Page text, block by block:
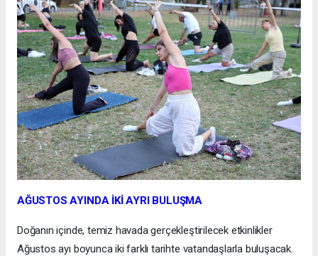
AĞUSTOS AYINDA İKİ AYRI BULUŞMA
Doğanın içinde, temiz havada gerçekleştirilecek etkinlikler
Ağustos ayı boyunca iki farklı tarihte vatandaşlarla buluşacak.